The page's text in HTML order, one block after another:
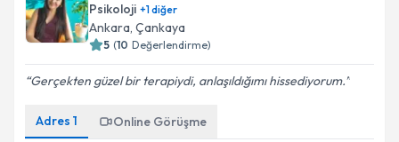
Psikoloji +1diğer
Ankara, Çankaya
5 (10 Değerlendirme)
Gerçekten güzel bir terapiydi, anlaşıldığımı hissediyorum.
Adres 1 Online Görüşme